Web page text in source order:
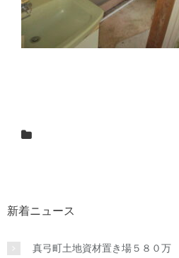
新着ニュース
真弓町土地資材置き場５８０万